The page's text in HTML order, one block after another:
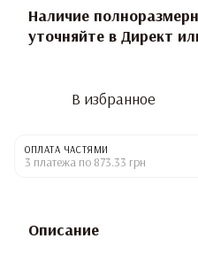
Наличие
уточняйте в Директ
В избранное
ОПЛАТА ЧАСТЯМИ
3 платежа по 873.33 грн
Описание